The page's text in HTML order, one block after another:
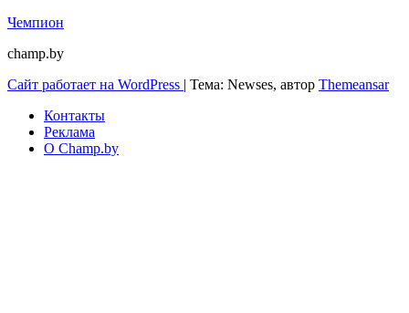
Чемпион
champ.by
Сайт работает на WordPress | Тема: Newses, автор Themeansar
Контакты
Реклама
О Champ.by